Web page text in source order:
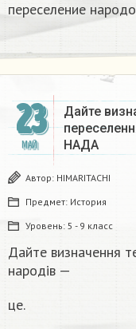
переселение
23
МАЙ
Дайте
НАДА​
Автор: HIMARITACHI
Предмет: История
Уровень: 5 - 9 класс
Дайте визначення
народів —
це.